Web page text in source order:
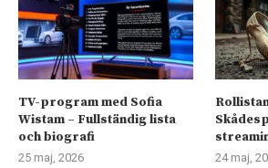
TV-program med Sofia
Wistam – Fullständig lista
och biografi
25 maj, 2026 24 maj,